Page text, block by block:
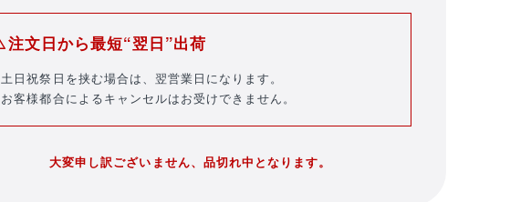
ユニフォーム
注文日から最短“翌日”出荷
土日祝祭日を挟む場合は、翌営業日になります。
お客様都合によるキャンセルはお受けできません。
大変申し訳ございません、品切れ中となります。